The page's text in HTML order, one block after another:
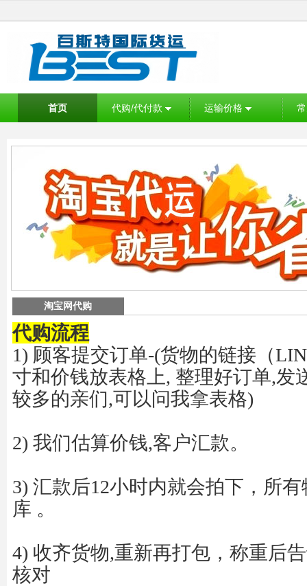
首页 代购/代付款 运输价格
淘宝网代购
代购流程
1) 顾客提交订单-(货物的链接（
寸和价钱放表格上, 整理好订单,发
较多的亲们,可以问我拿表格)
2) 我们估算价钱,客户汇款。
3) 汇款后12小时内就会拍下，所
库 。
4) 收齐货物,重新再打包，称重后
核对